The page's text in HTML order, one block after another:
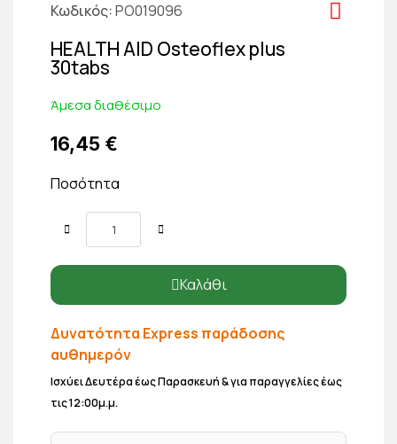
Κωδικός PO019096
HEALTH AID Osteoflex plus
30tabs
Άμεσα διαθέσιμο
16,45 €
Ποσότητα
Καλάθι
Δυνατότητα Express παράδοσης
αυθημερόν
Ισχύει Δευτέρα έως Παρασκευή & για παραγγελίες έως
τις 12:00μ.μ.